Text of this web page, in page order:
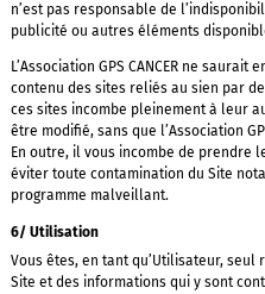
n’est pas responsable de
publicité ou autres éléments
L’Association GPS CANCER ne
contenu des sites reliés au sien par
ces sites incombe pleinement à leur
être modifié, sans que l’Association
En outre, il vous incombe de prendre
éviter toute contamination du Site
programme malveillant.
6/ Utilisation
Vous êtes, en tant qu’Utilisateur,
Site et des informations qui y sont